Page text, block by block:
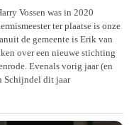
Vossen was in 2020
ter plaatse is onze
de gemeente is Erik van
over een nieuwe stichting
Evenals vorig jaar (en
Schijndel dit jaar